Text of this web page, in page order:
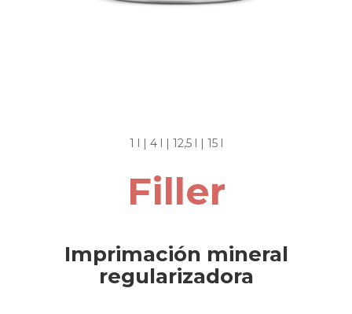
1 l | 4 l | 12,5 l | 15 l
Filler
Imprimación mineral
regularizadora